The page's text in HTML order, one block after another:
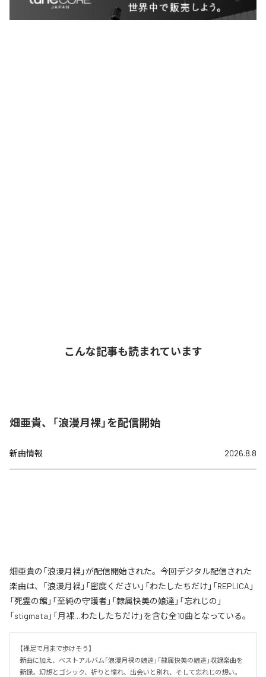
こんな記事も読まれています
畑亜貴、「浪漫月裸」を配信開始
新曲情報 2026.8.8
畑亜貴の「浪漫月裸」が配信開始された。今回デジタル配信された
楽曲は、「浪漫月裸」「密度ください」「わたしたちだけ」「REPLICA」
「死霊の館」「至純の守護者」「隷属快美の娘達」「忘れじの」
「stigmata」「月裸…わたしたちだけ」を含む全10曲となっている。
【裸足で月まで歩けそう】
新曲に加え、ベストアルバム「浪漫月裸の娘達」「隷属快美の娘達」収録楽曲を
新録。幻想とゴシック、祈りと憧れ、出会いと別れ、そして忘れじの想い。